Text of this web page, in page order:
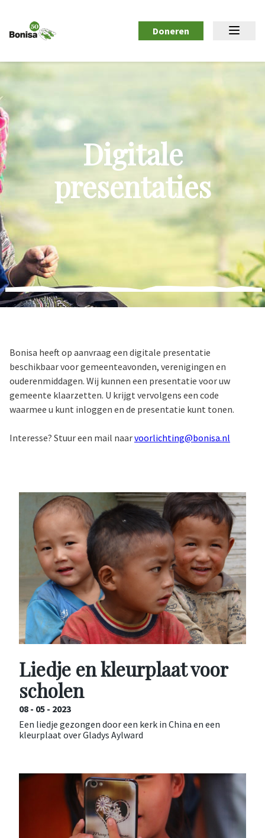
Doneren
Digitale
presentaties
Bonisa heeft op aanvraag een digitale presentatie
beschikbaar voor gemeenteavonden, verenigingen en
ouderenmiddagen. Wij kunnen een presentatie voor uw
gemeente klaarzetten. U krijgt vervolgens een code
waarmee u kunt inloggen en de presentatie kunt tonen.
Interesse? Stuur een mail naarvoorlichting@bonisa.nl
Liedje en kleurplaat voor
scholen
08 - 05 - 2023
Een liedje gezongen door een kerk in China en een
kleurplaat over Gladys Aylward